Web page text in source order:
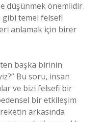
düşünmek önemlidir.
temel felsefi
anlamak için birer
başka birinin
Bu soru, insan
ve bizi felsefi bir
bir etkileşim
arkasında